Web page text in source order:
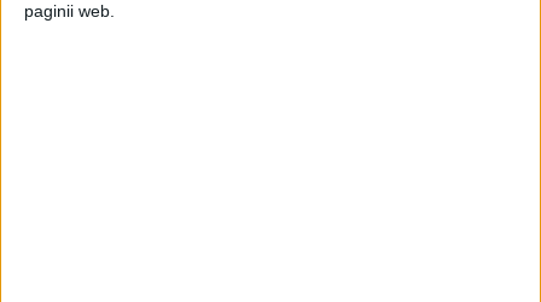
paginii web.